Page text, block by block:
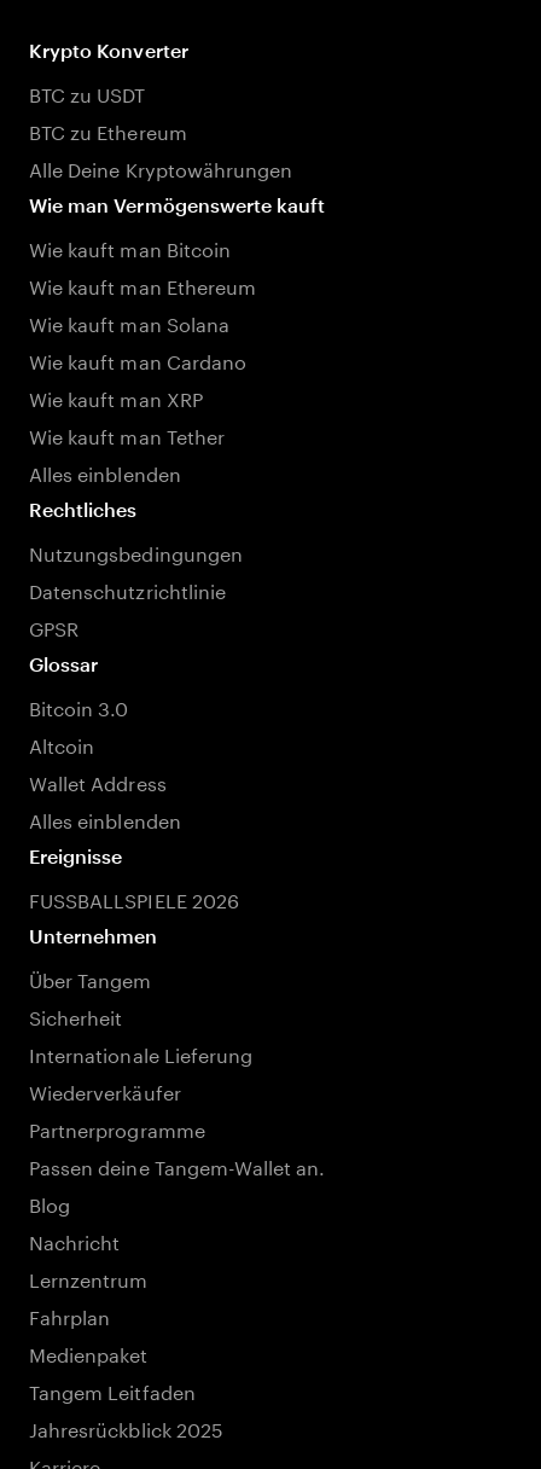
Krypto Konverter
BTC zu USDT
BTC zu Ethereum
Alle Deine Kryptowährungen
Wie man Vermögenswerte kauft
Wie kauft man Bitcoin
Wie kauft man Ethereum
Wie kauft man Solana
Wie kauft man Cardano
Wie kauft man XRP
Wie kauft man Tether
Alles einblenden
Rechtliches
Nutzungsbedingungen
Datenschutzrichtlinie
GPSR
Glossar
Bitcoin 3.0
Altcoin
Wallet Address
Alles einblenden
Ereignisse
FUSSBALLSPIELE 2026
Unternehmen
Über Tangem
Sicherheit
Internationale Lieferung
Wiederverkäufer
Partnerprogramme
Passen deine Tangem-Wallet an.
Blog
Nachricht
Lernzentrum
Fahrplan
Medienpaket
Tangem Leitfaden
Jahresrückblick 2025